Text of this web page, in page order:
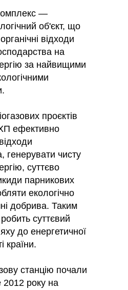
—
об'єкт, що
відходи
на
за найвищими
проєктів
ефективно
генерувати чисту
суттєво
парникових
екологічно
добрива. Таким
суттєвий
до енергетичної
країни.
станцію почали
року на